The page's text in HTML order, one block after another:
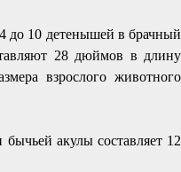
до 10 детенышей в брачный
28 дюймов в длину
взрослого животного
акулы составляет 12